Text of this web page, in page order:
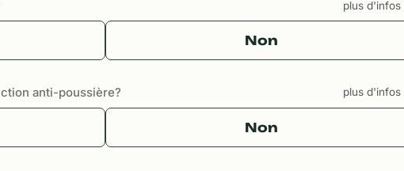
plus d'infos
Non
anti-poussière? plus d'infos
Non